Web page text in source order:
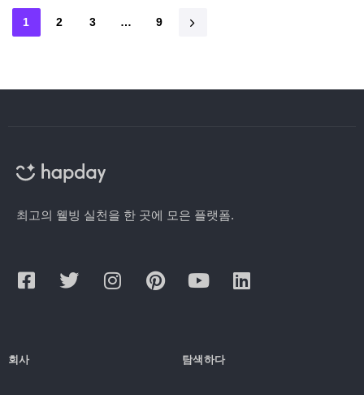
1 2 3 … 9
최고의 웰빙 실천을 한 곳에 모은 플랫폼.
회사 탐색하다